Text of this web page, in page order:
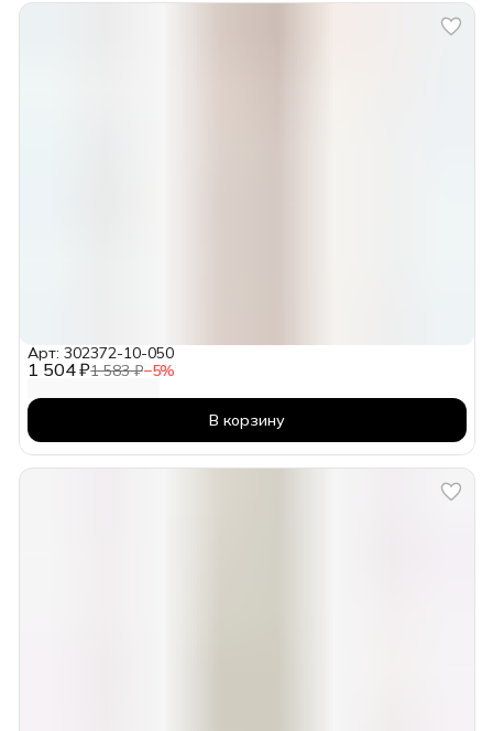
1 504 ₽1 583 ₽−5%
Арт: 302372-10-050
В корзину